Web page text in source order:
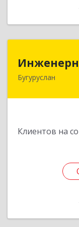
Бугуруслан
Клиентов на